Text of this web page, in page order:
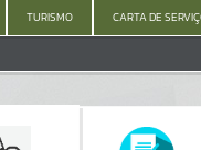
TURISMO CARTA DE